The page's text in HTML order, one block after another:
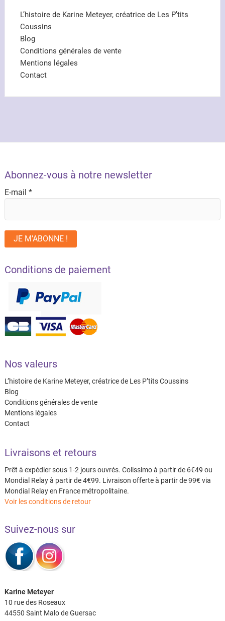
L’histoire de Karine Meteyer, créatrice de Les P’tits
Coussins
Blog
Conditions générales de vente
Mentions légales
Contact
Abonnez-vous à notre newsletter
E-mail *
Conditions de paiement
Nos valeurs
L’histoire de Karine Meteyer, créatrice de Les P’tits Coussins
Blog
Conditions générales de vente
Mentions légales
Contact
Livraisons et retours
Prêt à expédier sous 1-2 jours ouvrés. Colissimo à partir de 6€49 ou
Mondial Relay à partir de 4€99. Livraison offerte à partir de 99€ via
Mondial Relay en France métropolitaine.
Voir les conditions de retour
Suivez-nous sur
Karine Meteyer
10 rue des Roseaux
44550 Saint Malo de Guersac